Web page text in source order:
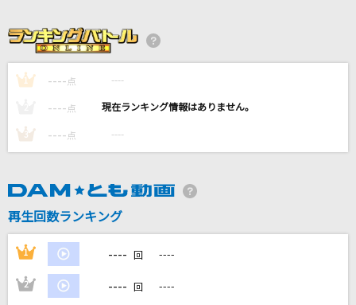
イケナイ太陽
もっと見る
DAMに会員登録・ログインして
1 ---- 点 ----
---- 点 ----
3 ---- 点 ----
再生回数ランキング
1 ---- 回 ----
2 ---- 回 ----